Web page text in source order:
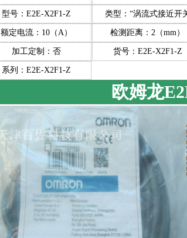
型号：E2E-X2F1-Z 类型：“涡流式接近开
额定电流：10（A） 检测距离：2（mm）
加工定制：否 货号：E2E-X2F1-Z
系列：E2E-X2F1-Z
欧姆龙